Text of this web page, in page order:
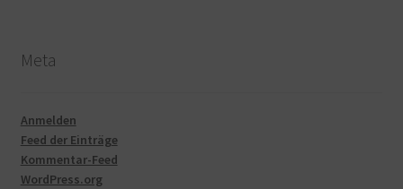
Meta
Anmelden
Feed der Einträge
Kommentar-Feed
WordPress.org